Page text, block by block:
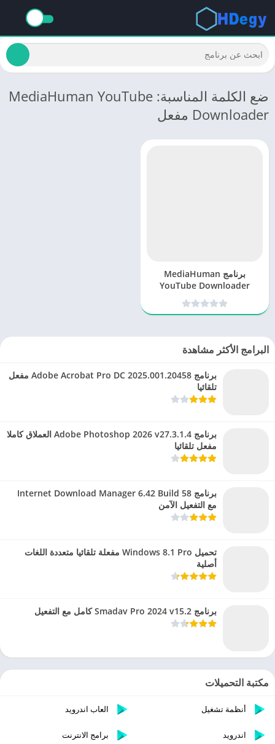
ضع الكلمة المناسبة: MediaHuman YouTube
Downloader مفعل
برنامج MediaHuman
YouTube Downloader
3.9.9.97 (2701) لتحميل
فيديوهات اليوتيوب
البرامج الأكثر مشاهدة
برنامج Adobe Acrobat Pro DC 2025.001.20458 مفعل
تلقائيا
برنامج Adobe Photoshop 2026 v27.3.1.4 العملاق كاملا
مفعل تلقائيا
برنامج Internet Download Manager 6.42 Build 58
مع التفعيل الآمن
تحميل Windows 8.1 Pro مفعلة تلقائيا متعددة اللغات
أصلية
برنامج Smadav Pro 2024 v15.2 كامل مع التفعيل
مكتبة التحميلات
أنظمة تشغيل العاب اندرويد
اندرويد برامج الانترنت